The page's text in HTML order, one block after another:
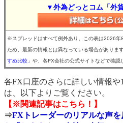
▼外為どっとコム「外
※スプレッドはすべて例外あり。この表は2026年
ため、最新の情報とは異なっている場合がありま
すめ比較」 や、各FX会社の公式サイトなどで確認
各FX口座のさらに詳しい情報
は、以下よりご覧ください。
【※関連記事はこちら！】
⇒FXトレーダーのリアルな声